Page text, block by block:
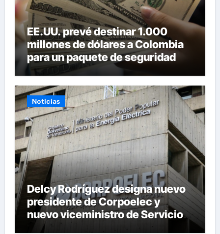
EE.UU. prevé destinar 1.000
millones de dólares a Colombia
para un paquete de seguridad
Noticias
Delcy Rodríguez designa nuevo
presidente de Corpoelec y
nuevo viceministro de Servicios
Eléctricos